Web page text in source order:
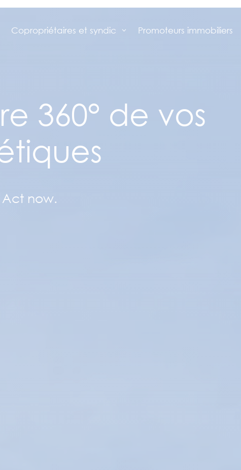
Copropriétaires et syndic Promoteurs immobiliers
360° de vos
Act now.